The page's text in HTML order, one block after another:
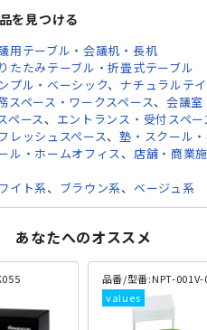
を見つける
用テーブル・会議机・長机
たたみテーブル・折畳式テーブル
プル・ベーシック、 ナチュラルテ
スペース・ワークスペース、 会議室
ペース 、 エントランス・受付スペー
レッシュスペース、塾・スクール
ル・ホームオフィス 、 店舗・商業
イト系、 ブラウン系、 ベージュ系
あなたへのオススメ
品番/型番:NPT-001V-